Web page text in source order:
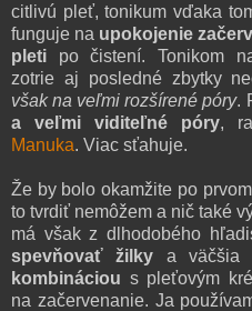
citlivú pleť, tonikum vďaka
funguje na upokojenie
pleti
po čistení.Tonikom n
zotrie aj posledné zbytky
však na veľmi rozšírené póry.
a veľmi viditeľné póry,
Manuka. Viac sťahuje.
Že by bolo okamžite po
to tvrdiť nemôžem a nič také
má však z dlhodobého
spevňovať žilky a väčšia
kombináciou s pleťovým
na začervenanie. Ja